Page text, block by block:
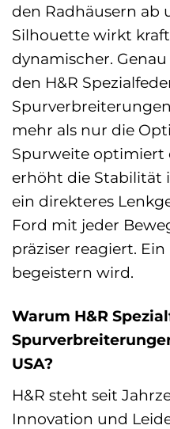
den Radhäusern ab
Silhouette wirkt
dynamischer.
den H&R
mehr als nur die
Spurweite optimiert
erhöht die Stabilität
ein direkteres
Ford mit jeder
präziser reagiert.
begeistern wird.
Warum H&R
USA?
H&R steht seit
Innovation und